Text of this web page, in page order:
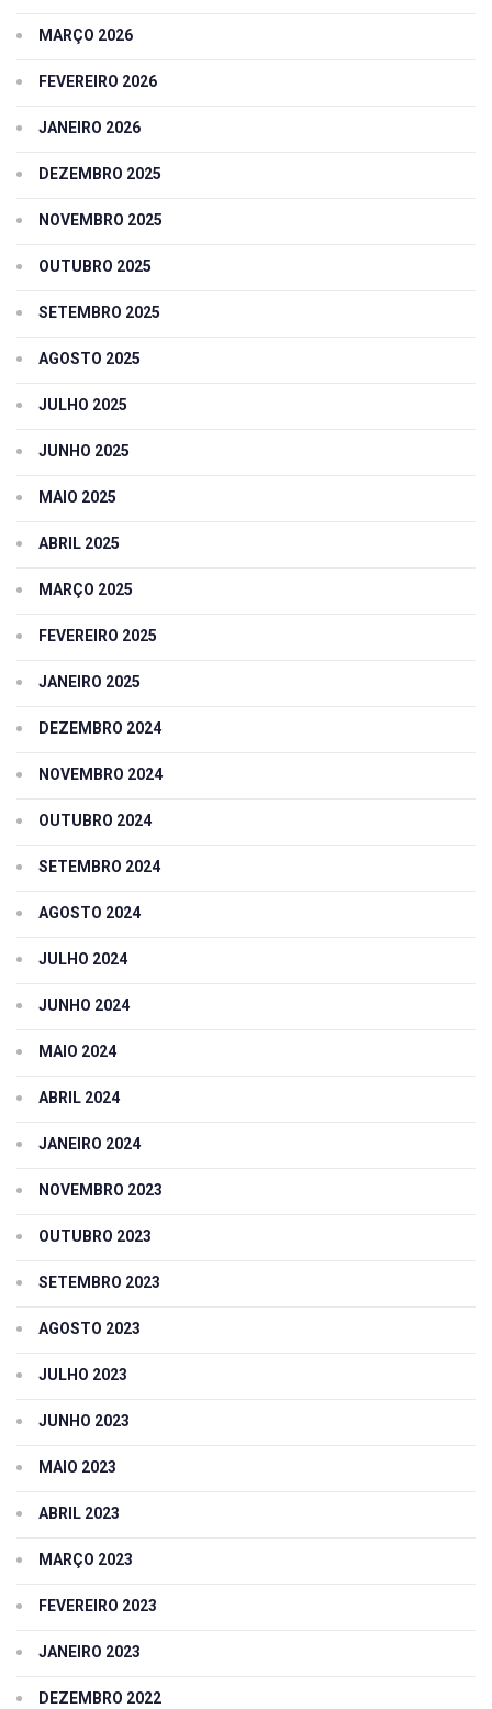
MARÇO 2026
FEVEREIRO 2026
JANEIRO 2026
DEZEMBRO 2025
NOVEMBRO 2025
OUTUBRO 2025
SETEMBRO 2025
AGOSTO 2025
JULHO 2025
JUNHO 2025
MAIO 2025
ABRIL 2025
MARÇO 2025
FEVEREIRO 2025
JANEIRO 2025
DEZEMBRO 2024
NOVEMBRO 2024
OUTUBRO 2024
SETEMBRO 2024
AGOSTO 2024
JULHO 2024
JUNHO 2024
MAIO 2024
ABRIL 2024
JANEIRO 2024
NOVEMBRO 2023
OUTUBRO 2023
SETEMBRO 2023
AGOSTO 2023
JULHO 2023
JUNHO 2023
MAIO 2023
ABRIL 2023
MARÇO 2023
FEVEREIRO 2023
JANEIRO 2023
DEZEMBRO 2022